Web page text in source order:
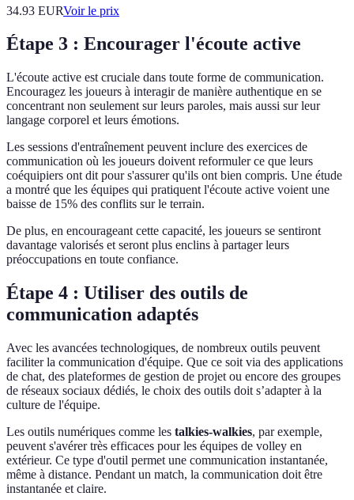
34.93 EURVoir le prix
Étape 3 : Encourager l'écoute active
L'écoute active est cruciale dans toute forme de communication.
Encouragez les joueurs à interagir de manière authentique en se
concentrant non seulement sur leurs paroles, mais aussi sur leur
langage corporel et leurs émotions.
Les sessions d'entraînement peuvent inclure des exercices de
communication où les joueurs doivent reformuler ce que leurs
coéquipiers ont dit pour s'assurer qu'ils ont bien compris. Une étude
a montré que les équipes qui pratiquent l'écoute active voient une
baisse de 15% des conflits sur le terrain.
De plus, en encourageant cette capacité, les joueurs se sentiront
davantage valorisés et seront plus enclins à partager leurs
préoccupations en toute confiance.
Étape 4 : Utiliser des outils de
communication adaptés
Avec les avancées technologiques, de nombreux outils peuvent
faciliter la communication d'équipe. Que ce soit via des applications
de chat, des plateformes de gestion de projet ou encore des groupes
de réseaux sociaux dédiés, le choix des outils doit s’adapter à la
culture de l'équipe.
Les outils numériques comme les talkies-walkies, par exemple,
peuvent s'avérer très efficaces pour les équipes de volley en
extérieur. Ce type d'outil permet une communication instantanée,
même à distance. Pendant un match, la communication doit être
instantanée et claire.